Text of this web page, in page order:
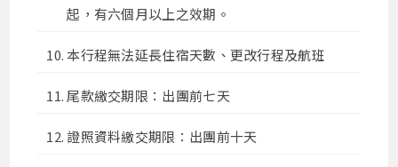
起，有六個月以上之效期。
本行程無法延長住宿天數、更改行程及航班
尾款繳交期限：出團前七天
證照資料繳交期限：出團前十天